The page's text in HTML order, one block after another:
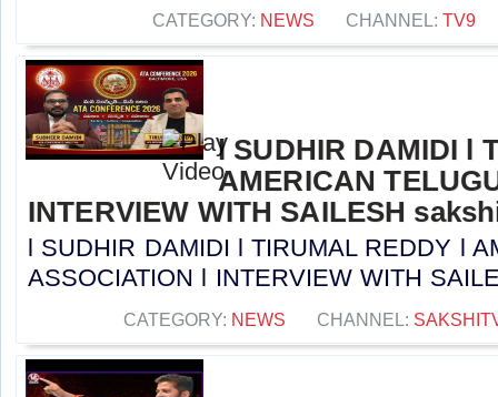
CATEGORY: NEWS CHANNEL: TV9
l SUDHIR DAMIDI l
AMERICAN
INTERVIEW WITH SAILESH
l SUDHIR DAMIDI l TIRUMAL REDDY l
ASSOCIATION l INTERVIEW WITH
CATEGORY: NEWS CHANNEL: